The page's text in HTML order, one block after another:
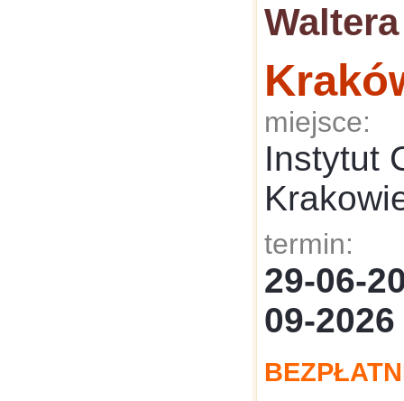
miejsce:
Instytut
termin:
29-06-
09-2026